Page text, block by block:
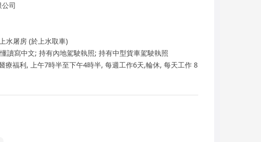
司
水屠房 (於上水取車)
讀寫中文; 持有內地駕駛執照; 持有中型貨車駕駛執照
療福利, 上午7時半至下午4時半, 每週工作6天,輪休, 每天工作 8